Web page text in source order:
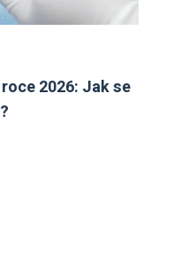
2026: Jak se